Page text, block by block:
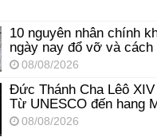
10 nguyên nhân chính
ngày nay đổ vỡ và cách
08/08/2026
Đức Thánh Cha Lêô
Từ UNESCO đến hang
08/08/2026